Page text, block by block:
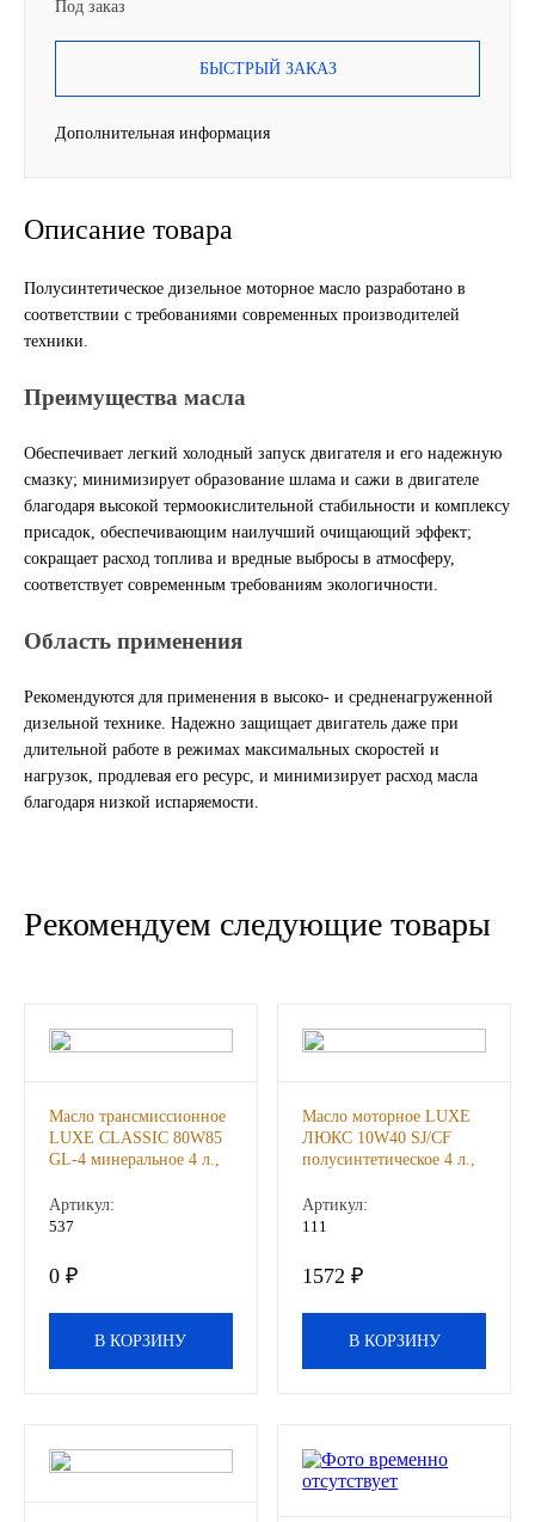
Другие бренды подшипников
Автожидкости
Автосмазки
CHEVRON
OIL RIGHT
АГРИНОЛ
РОСНЕФТЬ
Автозапчасти
ЗИЛ
ВАЗ
КАМАЗ
ПАЗ, КАВЗ
Иномарки
ММЗ
УАЗ
Под заказ
БЫСТРЫЙ ЗАКАЗ
Дополнительная информация
Описание товара
Полусинтетическое дизельное моторное масло разработано в
соответствии с требованиями современных производителей
техники.
Преимущества масла
Обеспечивает легкий холодный запуск двигателя и его надежную
смазку; минимизирует образование шлама и сажи в двигателе
благодаря высокой термоокислительной стабильности и комплексу
присадок, обеспечивающим наилучший очищающий эффект;
сокращает расход топлива и вредные выбросы в атмосферу,
соответствует современным требованиям экологичности.
Область применения
Рекомендуются для применения в высоко- и средненагруженной
дизельной технике. Надежно защищает двигатель даже при
длительной работе в режимах максимальных скоростей и
нагрузок, продлевая его ресурс, и минимизирует расход масла
благодаря низкой испаряемости.
Рекомендуем следующие товары
Масло трансмиссионное
LUXE CLASSIC 80W85
GL-4 минеральное 4 л.,
Артикул:
537
0 ₽
В КОРЗИНУ
Масло моторное LUXE
ЛЮКС 10W40 SJ/CF
полусинтетическое 4 л.,
Артикул:
111
1572 ₽
В КОРЗИНУ